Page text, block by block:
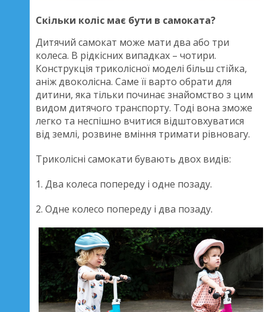
Скільки коліс має бути в самоката?
Дитячий самокат може мати два або три
колеса. В рідкісних випадках – чотири.
Конструкція триколісної моделі більш стійка,
аніж двоколісна. Саме її варто обрати для
дитини, яка тільки починає знайомство з цим
видом дитячого транспорту. Тоді вона зможе
легко та неспішно вчитися відштовхуватися
від землі, розвине вміння тримати рівновагу.
Триколісні самокати бувають двох видів:
1. Два колеса попереду і одне позаду.
2. Одне колесо попереду і два позаду.